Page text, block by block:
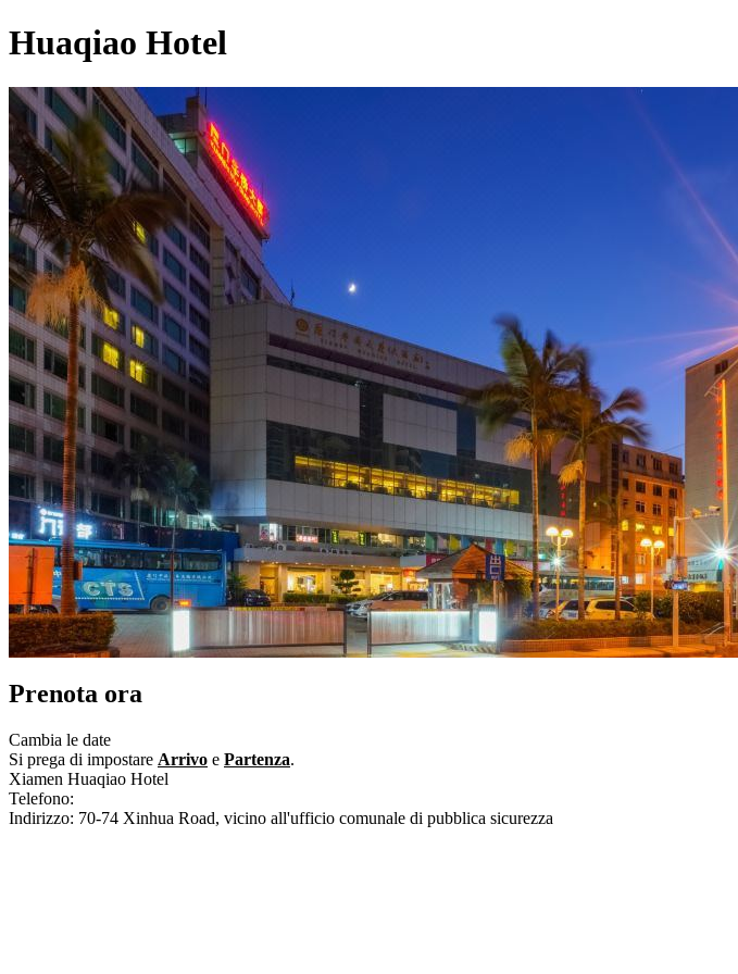
Huaqiao Hotel
Prenota ora
Cambia le date
Si prega di impostare Arrivo e Partenza.
Xiamen Huaqiao Hotel
Telefono:
Indirizzo: 70-74 Xinhua Road, vicino all'ufficio comunale di pubblica sicurezza